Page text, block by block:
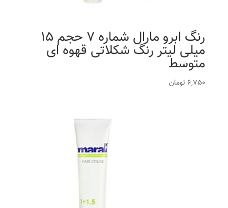
رنگ ابرو مارال شماره 7 حجم 15
میلی لیتر رنگ شکلاتی قهوه ای
متوسط
6,750 تومان